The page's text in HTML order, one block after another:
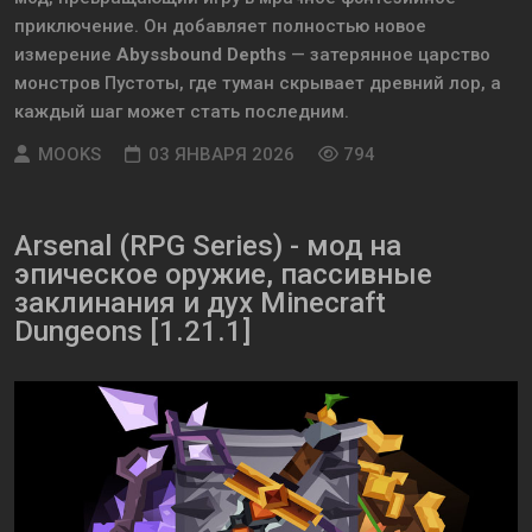
приключение. Он добавляет полностью новое
измерение Abyssbound Depths — затерянное царство
монстров Пустоты, где туман скрывает древний лор, а
каждый шаг может стать последним.
MOOKS
03 ЯНВАРЯ 2026 794
Arsenal (RPG Series) - мод на
эпическое оружие, пассивные
заклинания и дух Minecraft
Dungeons [1.21.1]